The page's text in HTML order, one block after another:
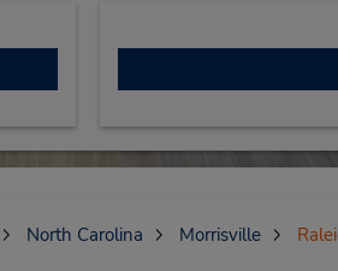
North Carolina Morrisville